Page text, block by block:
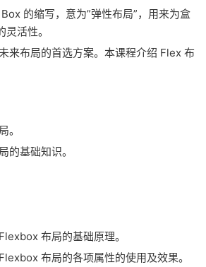
的缩写，意为”弹性布局”，用来为盒
活性。
来布局的首选方案。本课程介绍 Flex 布
。
的基础知识。
布局的基础原理。
布局的各项属性的使用及效果。